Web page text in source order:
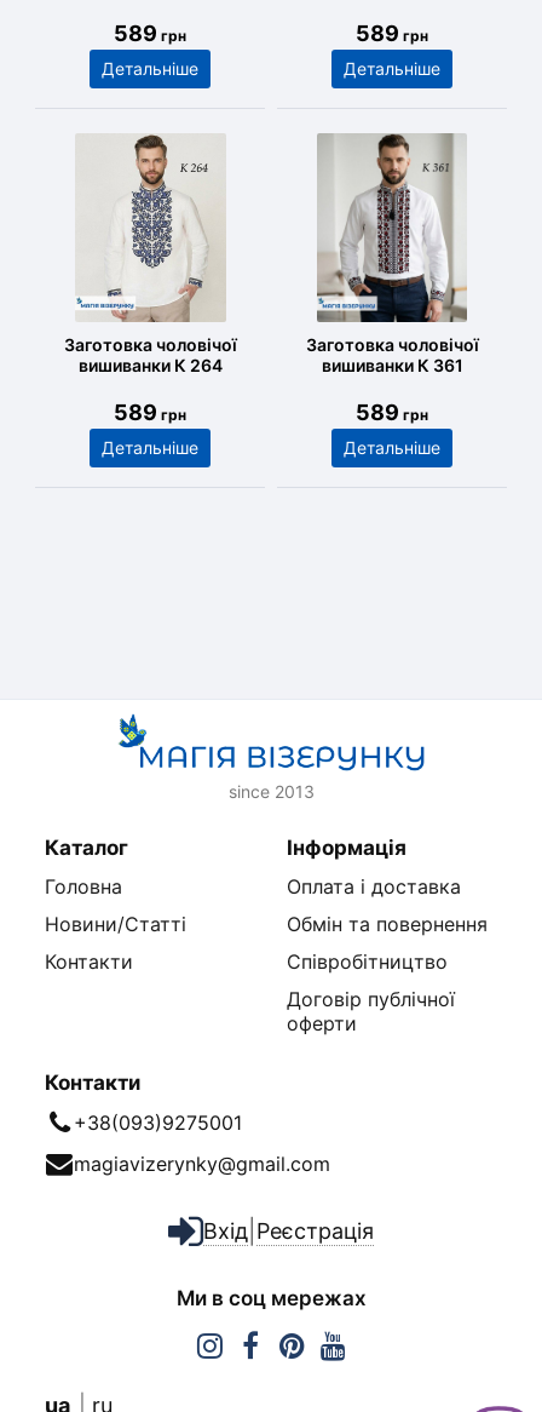
589 грн
Детальніше
589 грн
Детальніше
Заготовка чоловічої
вишиванки К 264
589 грн
Детальніше
Заготовка чоловічої
вишиванки К 361
589 грн
Детальніше
since 2013
Каталог
Головна
Новини/Статті
Контакти
Інформація
Оплата і доставка
Обмін та повернення
Співробітництво
Договір публічної
оферти
Контакти
+38(093)9275001
magiavizerynky@gmail.com
Вхід Реєстрація
Ми в соц мережах
ua ru